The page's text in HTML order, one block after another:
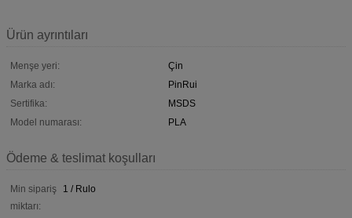
Ürün ayrıntıları
Menşe yeri:
Çin
Marka adı:
PinRui
Sertifika:
MSDS
Model numarası:
PLA
Ödeme & teslimat koşulları
Min sipariş
miktarı:
1 / Rulo